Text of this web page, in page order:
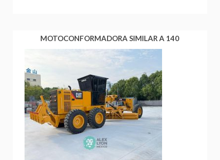
MOTOCONFORMADORA SIMILAR A 140